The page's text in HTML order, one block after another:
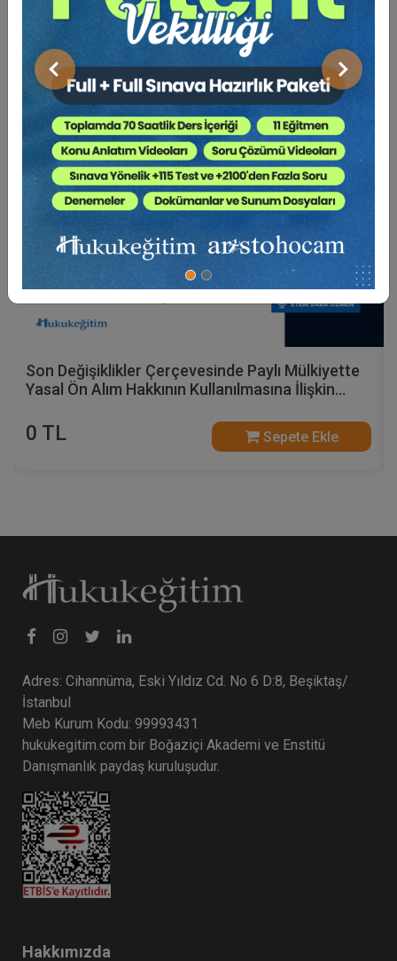
Önceki Sonraki
Video Eğitim Abonesi Ol: Sadece 5490 TL / Yıllık
Av. Yankı BÜYÜKSEZER
Kira Mevzuatından Kaynaklanan Nitelikli
Hesaplamalar Eğitimi (Av. Yankı
6000 TL Sepete Ekle
Adres: Cihannüma, Eski Yıldız Cd. No 6 D:8, Beşiktaş/
İstanbul
Meb Kurum Kodu: 99993431
hukukegitim.com bir Boğaziçi Akademi ve Enstitü
Danışmanlık paydaş kuruluşudur.
Hakkımızda